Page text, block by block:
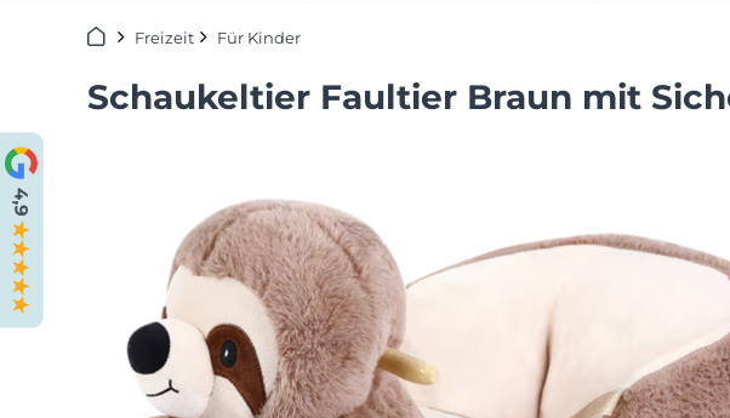
StartseiteFreizeit Für Kinder
Schaukeltier Faultier Braun mit